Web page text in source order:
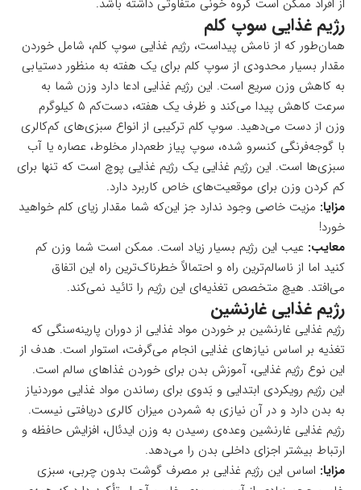
از افراد ممکن است گروه خونی متفاوتی داشته باشد.
رژیم غذایی سوپ کلم
همان‌طور که از نامش پیداست، رژیم غذایی سوپ کلم، شامل خوردن
مقدار بسیار محدودی از سوپ کلم برای یک هفته به منظور دستیابی
به کاهش وزن سریع است. این رژیم غذایی ادعا دارد وزن شما به
سرعت کاهش پیدا می‌کند و ظرف یک هفته، دست‌کم ۵ کیلوگرم
وزن از دست می‌دهید. سوپ کلم ترکیبی از انواع سبزی‌های کم‌کالری
با گوجه‌فرنگی کنسرو شده، سوپ پیاز طعم‌دار مخلوط، عصاره یا آب
سبزی‌ها است. این رژیم غذایی یک رژیم غذایی پوچ است که تنها برای
کم کردن وزن برای موقعیت‌های خاص کاربرد دارد.
مزایا: مزیت خاصی وجود ندارد جز این‌که شما مقدار زیای کلم خواهید
خورد!
معایب: عیب این رژیم بسیار زیاد است. ممکن است شما وزن کم
کنید اما از ناسالم‌ترین راه و احتمالاً خطرناک‌ترین راه این اتفاق
می‌افتد. هیچ متخصص تغذیه‌ای این رژیم را تائید نمی‌کند.
رژیم غذایی غارنشین
رژیم غذایی غارنشین بر خوردن مواد غذایی از دوران پارینه‌سنگی که
تغذیه بر اساس نیازهای غذایی انجام می‌گرفت، استوار است. هدف از
این نوع رژیم غذایی، آموزش بدن برای خوردن غذاهای سالم است.
این رژیم رویکردی ابتدایی و بَدوی برای رساندن مواد غذایی موردنیاز
به بدن دارد و در آن نیازی به شمردن میزان کالری دریافتی نیست.
رژیم غذایی غارنشین وعده‌ی رسیدن به وزن ایدئال، افزایش حافظه و
ارتباط بیشتر اجزای داخلی بدن را می‌دهد.
مزایا: اساس این رژیم غذایی بر مصرف گوشت بدون چربی، سبزی